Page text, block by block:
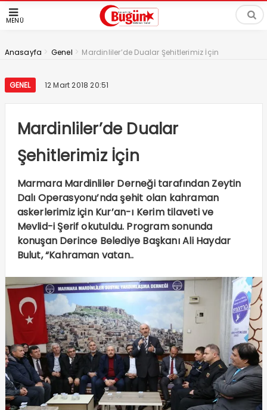
MENÜ
Anasayfa > Genel > Mardinliler’de Dualar Şehitlerimiz İçin
GENEL 12 Mart 2018 20:51
Mardinliler’de Dualar
Şehitlerimiz İçin
Marmara Mardinliler Derneği tarafından Zeytin
Dalı Operasyonu’nda şehit olan kahraman
askerlerimiz için Kur’an-ı Kerim tilaveti ve
Mevlid-i Şerif okutuldu. Program sonunda
konuşan Derince Belediye Başkanı Ali Haydar
Bulut, “Kahraman vatan..